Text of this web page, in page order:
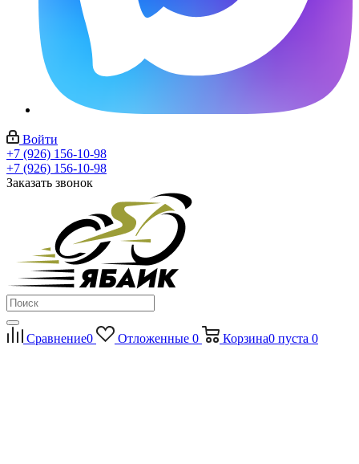
Войти
+7 (926) 156-10-98
+7 (926) 156-10-98
Заказать звонок
Сравнение0 Отложенные 0 Корзина0 пуста 0